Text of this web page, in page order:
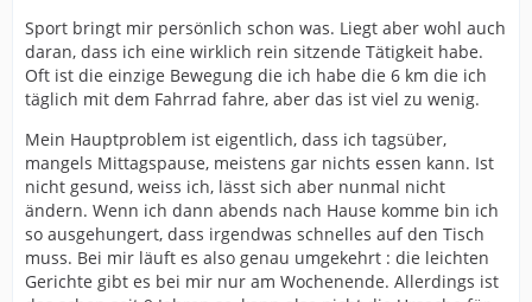
Sport bringt mir persönlich schon was. Liegt aber wohl auch
daran, dass ich eine wirklich rein sitzende Tätigkeit habe.
Oft ist die einzige Bewegung die ich habe die 6 km die ich
täglich mit dem Fahrrad fahre, aber das ist viel zu wenig.
Mein Hauptproblem ist eigentlich, dass ich tagsüber,
mangels Mittagspause, meistens gar nichts essen kann. Ist
nicht gesund, weiss ich, lässt sich aber nunmal nicht
ändern. Wenn ich dann abends nach Hause komme bin ich
so ausgehungert, dass irgendwas schnelles auf den Tisch
muss. Bei mir läuft es also genau umgekehrt : die leichten
Gerichte gibt es bei mir nur am Wochenende. Allerdings ist